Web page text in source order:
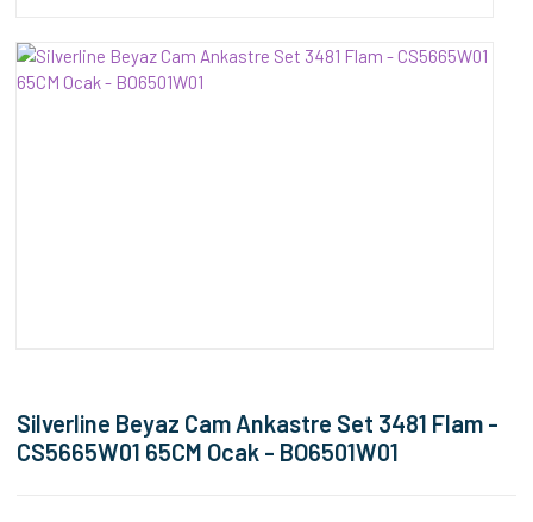
Silverline Beyaz Cam Ankastre Set 3481 Flam -
CS5665W01 65CM Ocak - BO6501W01